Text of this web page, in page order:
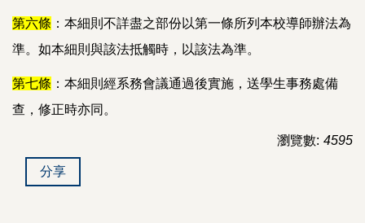
第六條 ：本細則不詳盡之部份以第一條所列本校導師辦法為
準。如本細則與該法抵觸時，以該法為準。
第七條 ：本細則經系務會議通過後實施，送學生事務處備
查，修正時亦同。
瀏覽數: 4595
分享